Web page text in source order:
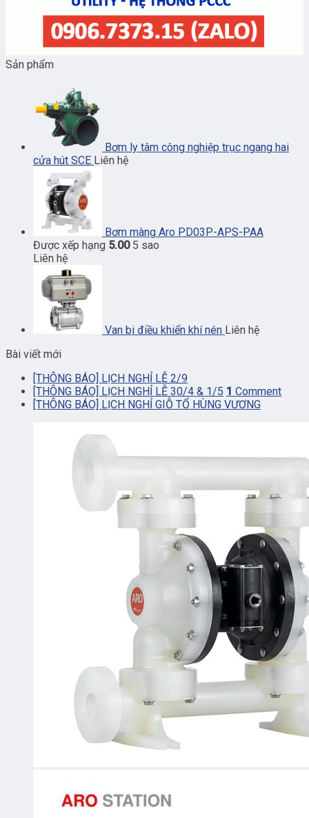
Sản phẩm
Bơm ly tâm công nghiệp trục ngang hai
cửa hút SCE Liên hệ
Bơm màng Aro PD03P-APS-PAA
Được xếp hạng 5.005 sao
Liên hệ
Van bi điều khiển khí nén Liên hệ
Bài viết mới
[THÔNG BÁO] LỊCH NGHỈ LỄ 2/9
[THÔNG BÁO] LỊCH NGHỈ LỄ 30/4 & 1/5 1 Comment
[THÔNG BÁO] LỊCH NGHỈ GIỖ TỔ HÙNG VƯƠNG